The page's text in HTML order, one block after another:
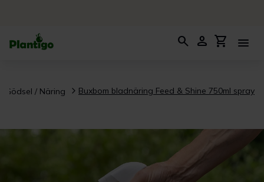
search person shopping_cart menu
Gödsel / Näring Buxbom bladnäring Feed & Shine 750ml spray